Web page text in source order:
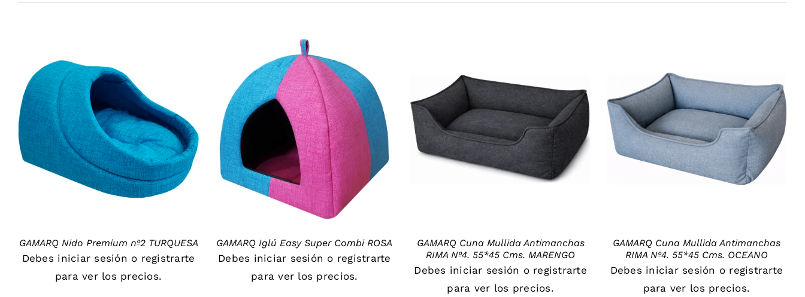
DETAILS
GAMARQ Nido Premium nº2 TURQUESA
Debes iniciar sesión o registrarte
para ver los precios.
DETAILS
GAMARQ Iglú Easy Super Combi ROSA
Debes iniciar sesión o registrarte
para ver los precios.
DETAILS
GAMARQ Cuna Mullida Antimanchas
RIMA Nº4. 55*45 Cms. MARENGO
Debes iniciar sesión o registrarte
para ver los precios.
DETAILS
GAMARQ Cuna Mullida Antimanchas
RIMA Nº4. 55*45 Cms. OCEANO
Debes iniciar sesión o registrarte
para ver los precios.